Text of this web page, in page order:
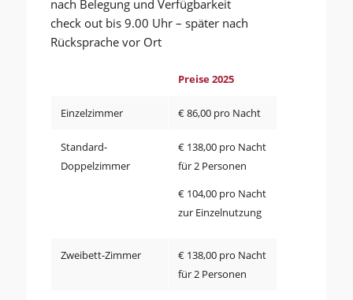
nach Belegung und Verfügbarkeit
check out bis 9.00 Uhr – später nach
Rücksprache vor Ort
Preise 2025
Einzelzimmer € 86,00 pro Nacht
Standard-
Doppelzimmer
€ 138,00 pro Nacht
für 2 Personen
€ 104,00 pro Nacht
zur Einzelnutzung
Zweibett-Zimmer
€ 138,00 pro Nacht
für 2 Personen